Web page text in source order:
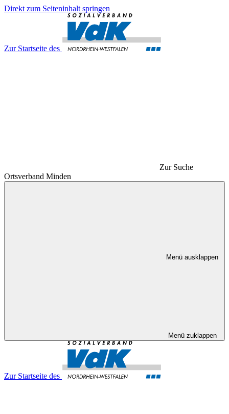
Direkt zum Seiteninhalt springen
Zur Startseite des
Zur Suche
Ortsverband Minden
Menü ausklappen
Menü zuklappen
Zur Startseite des